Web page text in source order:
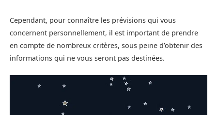
Cependant, pour connaître les prévisions qui vous
concernent personnellement, il est important de prendre
en compte de nombreux critères, sous peine d’obtenir des
informations qui ne vous seront pas destinées.